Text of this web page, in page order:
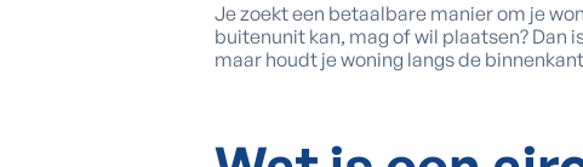
Je zoekt een betaalbare manier om je
buitenunit kan, mag of wil plaatsen?
maar houdt je woning langs de